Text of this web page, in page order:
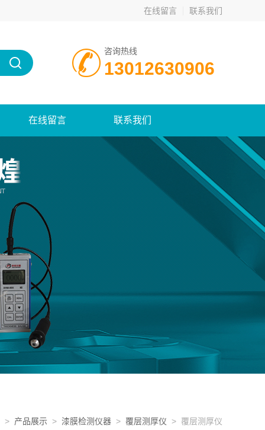
在线留言 联系我们
咨询热线
13012630906
在线留言 联系我们
> 产品展示 > 漆膜检测仪器 > 覆层测厚仪 > 覆层测厚仪